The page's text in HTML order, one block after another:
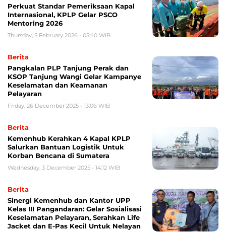
Perkuat Standar Pemeriksaan Kapal
Internasional, KPLP Gelar PSCO
Mentoring 2026
Thursday, 5 February 2026 - 05:40 WIB
Berita
Pangkalan PLP Tanjung Perak dan
KSOP Tanjung Wangi Gelar Kampanye
Keselamatan dan Keamanan
Pelayaran
Friday, 26 December 2025 - 13:06 WIB
Berita
Kemenhub Kerahkan 4 Kapal KPLP
Salurkan Bantuan Logistik Untuk
Korban Bencana di Sumatera
Wednesday, 3 December 2025 - 14:12 WIB
Berita
Sinergi Kemenhub dan Kantor UPP
Kelas III Pangandaran: Gelar Sosialisasi
Keselamatan Pelayaran, Serahkan Life
Jacket dan E-Pas Kecil Untuk Nelayan